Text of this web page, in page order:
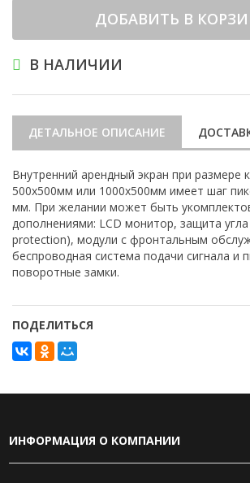
ДОБАВИТЬ В
В НАЛИЧИИ
ДЕТАЛЬНОЕ ОПИСАНИЕ
Внутренний арендный экран при размере
500х500мм или 1000х500мм имеет шаг
мм. При желании может быть
дополнениями: LCD монитор, защита
protection), модули с фронтальным
беспроводная система подачи сигнала и
поворотные замки.
ПОДЕЛИТЬСЯ
ИНФОРМАЦИЯ О КОМПАНИИ